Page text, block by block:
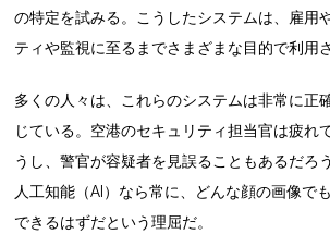
の特定を試みる。こうしたシステムは、雇用
ティや監視に至るまでさまざまな目的で利用
多くの人々は、これらのシステムは非常に正
じている。空港のセキュリティ担当官は疲れ
うし、警官が容疑者を見誤ることもあるだろ
人工知能（AI）なら常に、どんな顔の画像で
できるはずだという理屈だ。